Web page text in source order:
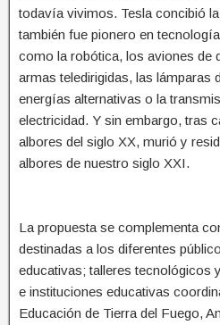
todavía vivimos. Tesla concibió
también fue pionero en
como la robótica, los aviones de
armas teledirigidas, las lámparas
energías alternativas o la
electricidad. Y sin embargo, tras
albores del siglo XX, murió y
albores de nuestro siglo XXI.
La propuesta se complementa
destinadas a los diferentes
educativas; talleres tecnológicos
e instituciones educativas
Educación de Tierra del Fuego,